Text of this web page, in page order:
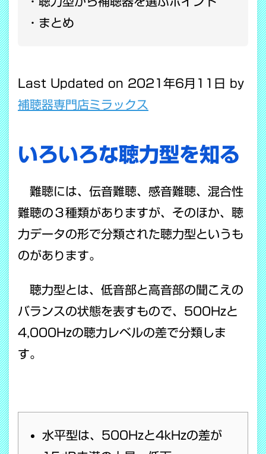
まとめ
Last Updated on 2021年6月11日 by
補聴器専門店ミラックス
いろいろな聴力型を知る
難聴には、伝音難聴、感音難聴、混合性
難聴の３種類がありますが、そのほか、聴
力データの形で分類された聴力型というも
のがあります。
聴力型とは、低音部と高音部の聞こえの
バランスの状態を表すもので、500Hzと
4,000Hzの聴力レベルの差で分類しま
す。
水平型は、500Hzと4kHzの差が